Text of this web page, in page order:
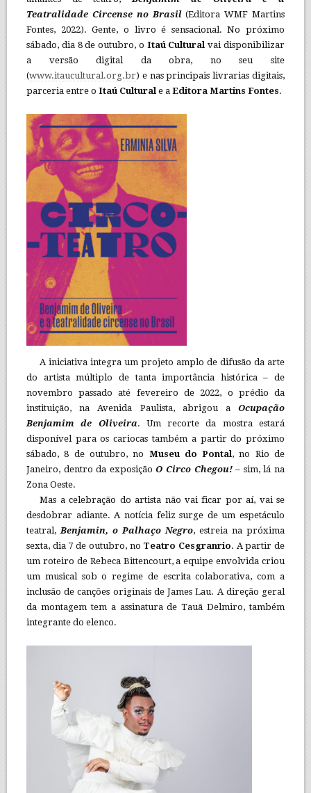
Teatralidade Circense no Brasil (Editora WMF Martins
Fontes, 2022). Gente, o livro é sensacional. No próximo
sábado, dia 8 de outubro, o Itaú Cultural vai disponibilizar
a versão digital da obra, no seu site
(www.itaucultural.org.br) e nas principais livrarias digitais,
parceria entre o Itaú Cultural e a Editora Martins Fontes.
A iniciativa integra um projeto amplo de difusão da arte
do artista múltiplo de tanta importância histórica – de
novembro passado até fevereiro de 2022, o prédio da
instituição, na Avenida Paulista, abrigou aOcupação
Benjamim de Oliveira. Um recorte da mostra estará
disponível para os cariocas também a partir do próximo
sábado, 8 de outubro, no Museu do Pontal , no Rio de
Janeiro, dentro da exposiçãoO Circo Chegou!– sim, lá na
Zona Oeste.
Mas a celebração do artista não vai ficar por aí, vai se
desdobrar adiante. A notícia feliz surge de um espetáculo
teatral, Benjamin, o Palhaço Negro, estreia na próxima
sexta, dia 7 de outubro, no Teatro Cesgranrio. A partir de
um roteiro de Rebeca Bittencourt, a equipe envolvida criou
um musical sob o regime de escrita colaborativa, com a
inclusão de canções originais de James Lau. A direção geral
da montagem tem a assinatura de Tauã Delmiro, também
integrante do elenco.